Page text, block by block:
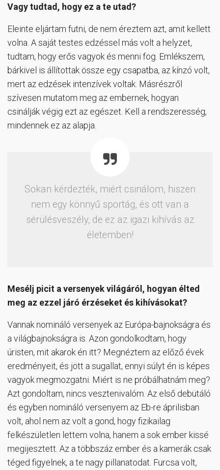
Vagy tudtad, hogy ez a te utad?
Eleinte eljártam futni, de nem éreztem azt, amit kellett
volna. A saját testes edzéssel más volt a helyzet,
tudtam, hogy erős vagyok és menni fog. Emlékszem,
bárkivel is állítottak össze egy csapatba, az kínzó volt,
mert az edzések intenzívek voltak. Másrészről
szívesen mutatom meg az embernek, hogyan
csinálják végig ezt az egészet. Kell a rendszeresség,
mindennek ez az alapja.
Sokan kérdezték, miért csinálom, hiszen
nem egy könnyű sportág, és ott van a
sérülésveszély, de ez az igazi kihívás az
életemben!
Mesélj picit a versenyek világáról, hogyan élted
meg az ezzel járó érzéseket és kihívásokat?
Vannak nomináló versenyek az Európa-bajnokságra és
a világbajnokságra is. Azon gondolkodtam, hogy
úristen, mit akarok én itt? Megnéztem az előző évek
eredményeit, és jött a sugallat, ennyi súlyt én is képes
vagyok megmozgatni. Miért is ne próbálhatnám meg?
Azt gondoltam, nincs vesztenivalóm. Az első debütáló
és egyben nomináló versenyem az Eb-re áprilisban
volt, ahol nem az volt a gond, hogy fizikailag
felkészületlen lettem volna, hanem a sok ember kissé
megijesztett. Az a többszáz ember és a kamerák csak
téged figyelnek, a te nagy pillanatodat. Furcsa volt,